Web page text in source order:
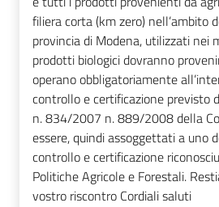
filiera corta (km zero) nell’ambito
provincia di Modena, utilizzati nei
prodotti biologici dovranno
operano obbligatoriamente
controllo e certificazione previsto
n. 834/2007 n. 889/2008 della
essere, quindi assoggettati a uno
controllo e certificazione
Politiche Agricole e Forestali.
vostro riscontro Cordiali saluti